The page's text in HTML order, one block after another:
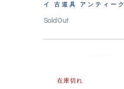
イ 古道具 アンティーク
SoldOut
在庫切れ